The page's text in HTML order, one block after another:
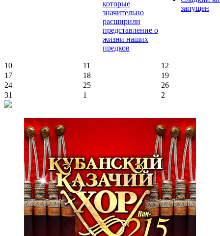
которые
значительно
расширили
представление о
жизни наших
предков
запущен
10 11
12
17
18
19
24
25
26
31
1 2